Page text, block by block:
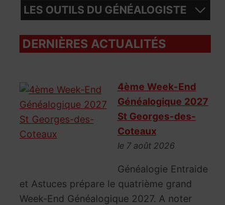
LES OUTILS DU GÉNÉALOGISTE
DERNIÈRES ACTUALITÉS
4ème Week-End
Généalogique 2027
St Georges-des-
Coteaux
le 7 août 2026
Généalogie Entraide
et Astuces prépare le quatrième grand
Week-End Généalogique 2027. A noter